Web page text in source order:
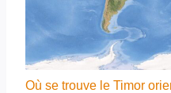
Où se trouve le Timor